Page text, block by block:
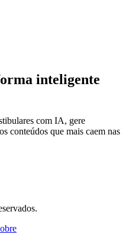
inteligente
com IA, gere
conteúdos que mais caem nas